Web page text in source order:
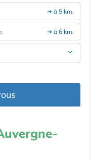
➔ à 5 km.
➔ à 6 km.